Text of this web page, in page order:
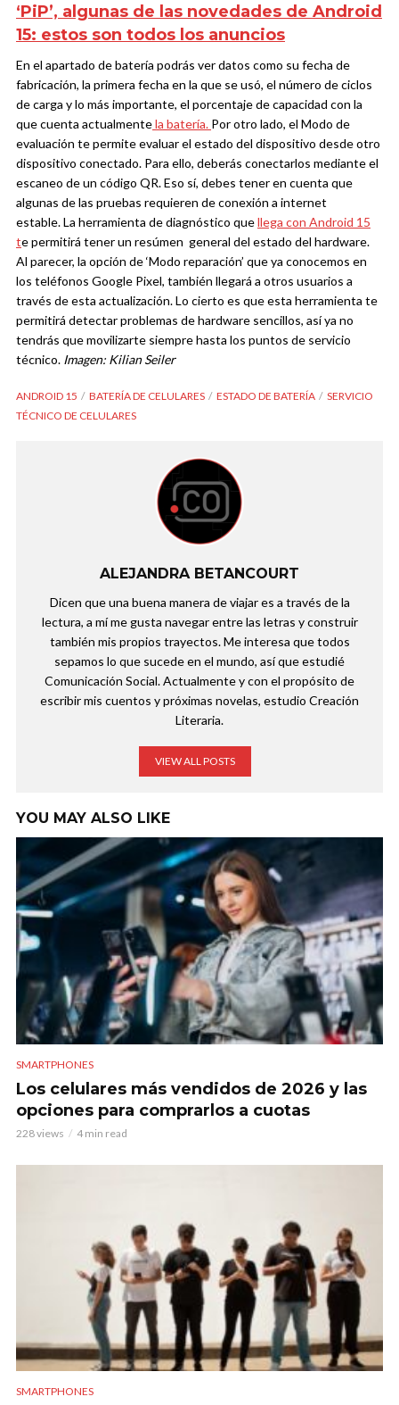
‘PiP’, algunas de las novedades de Android
15: estos son todos los anuncios
En el apartado de batería podrás ver datos como su fecha de
fabricación, la primera fecha en la que se usó, el número de ciclos
de carga y lo más importante, el porcentaje de capacidad con la
que cuenta actualmentela batería. Por otro lado, el Modo de
evaluación te permite evaluar el estado del dispositivo desde otro
dispositivo conectado. Para ello, deberás conectarlos mediante el
escaneo de un código QR. Eso sí, debes tener en cuenta que
algunas de las pruebas requieren de conexión a internet
estable.La herramienta de diagnóstico quellega con Android 15
te permitirá tener un resúmen general del estado del hardware.
Al parecer, la opción de ‘Modo reparación’ que ya conocemos en
los teléfonos Google Pixel, también llegará a otros usuarios a
través de esta actualización. Lo cierto es que esta herramienta te
permitirá detectar problemas de hardware sencillos, así ya no
tendrás que movilizarte siempre hasta los puntos de servicio
técnico. Imagen: Kilian Seiler
ANDROID 15 BATERÍA DE CELULARES ESTADO DE BATERÍA
SERVICIO
TÉCNICO DE CELULARES
ALEJANDRA BETANCOURT
Dicen que una buena manera de viajar es a través de la
lectura, a mí me gusta navegar entre las letras y construir
también mis propios trayectos. Me interesa que todos
sepamos lo que sucede en el mundo, así que estudié
Comunicación Social. Actualmente y con el propósito de
escribir mis cuentos y próximas novelas, estudio Creación
Literaria.
VIEW ALL POSTS
YOU MAY ALSO LIKE
SMARTPHONES
Los celulares más vendidos de 2026 y las
opciones para comprarlos a cuotas
228 views 4 min read
SMARTPHONES